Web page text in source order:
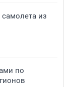
из
по